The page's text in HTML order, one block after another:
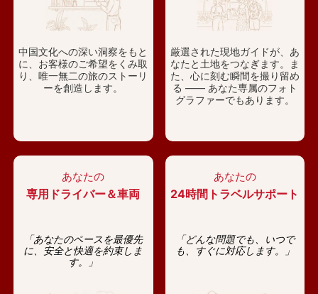
中国文化への深い洞察をもと
に、お客様のご希望をくみ取
り、唯一無二の旅のストーリ
ーを創造します。
厳選された現地ガイドが、あ
なたと土地をつなぎます。ま
た、心に刻む瞬間を撮り留め
る —— あなた専属のフォト
グラファーでもあります。
あなたの
専用ドライバー＆車両
「あなたのペースを最優先
に、安全と快適を約束しま
す。」
あなたの
24時間トラベルサポート
「どんな問題でも、いつで
も、すぐに対応します。」